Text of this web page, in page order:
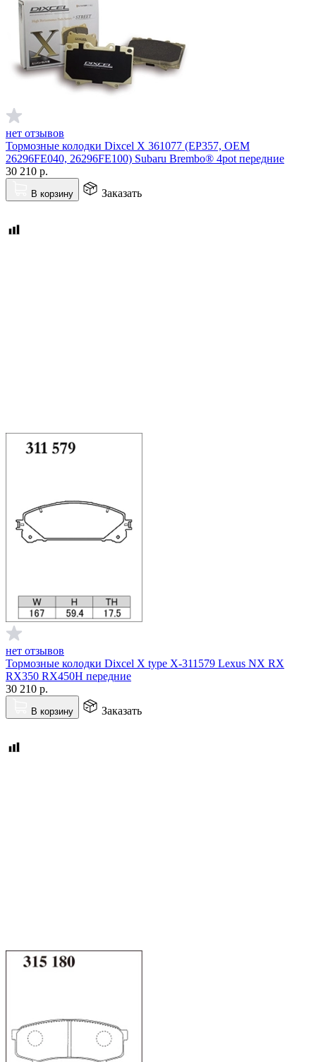
нет отзывов
Тормозные колодки Dixcel X 361077 (EP357, OEM
26296FE040, 26296FE100) Subaru Brembo® 4pot передние
30 210 р.
В корзину Заказать
нет отзывов
Тормозные колодки Dixcel X type X-311579 Lexus NX RX
RX350 RX450H передние
30 210 р.
В корзину Заказать